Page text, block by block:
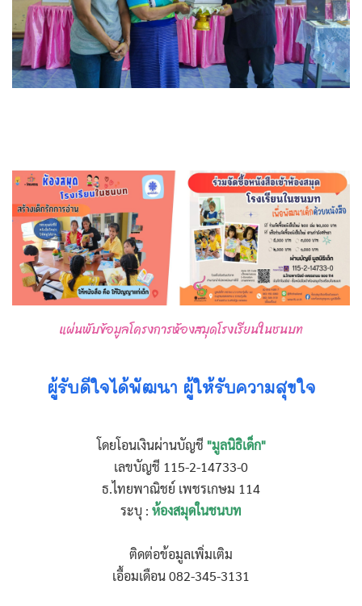
แผ่นพับข้อมูลโครงการห้องสมุดโรงเรียนในชนบท
ผู้รับดีใจได้พัฒนา ผู้ให้รับความสุขใจ
โดยโอนเงินผ่านบัญชี "มูลนิธิเด็ก"
เลขบัญชี 115-2-14733-0
ธ.ไทยพาณิชย์ เพชรเกษม 114
ระบุ : ห้องสมุดในชนบท
ติดต่อข้อมูลเพิ่มเติม
เอื้อมเดือน 082-345-3131